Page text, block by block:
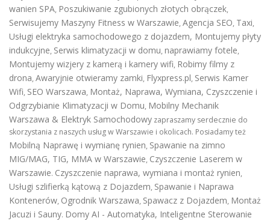
wanien SPA, Poszukiwanie zgubionych złotych obrączek,
Serwisujemy Maszyny Fitness w Warszawie, Agencja SEO, Taxi,
Usługi elektryka samochodowego z dojazdem, Montujemy płyty
indukcyjne, Serwis klimatyzacji w domu, naprawiamy fotele,
Montujemy wizjery z kamerą i kamery wifi, Robimy filmy z
drona, Awaryjnie otwieramy zamki, Flyxpress.pl, Serwis Kamer
Wifi, SEO Warszawa, Montaż, Naprawa, Wymiana, Czyszczenie i
Odgrzybianie Klimatyzacji w Domu, Mobilny Mechanik
Warszawa & Elektryk Samochodowy zapraszamy serdecznie do
skorzystania z naszych usług w Warszawie i okolicach. Posiadamy też
Mobilną Naprawę i wymianę rynien, Spawanie na zimno
MIG/MAG, TIG, MMA w Warszawie, Czyszczenie Laserem w
Warszawie. Czyszczenie naprawa, wymiana i montaż rynien,
Usługi szlifierką kątową z Dojazdem, Spawanie i Naprawa
Kontenerów, Ogrodnik Warszawa, Spawacz z Dojazdem, Montaż
Jacuzi i Sauny. Domy AI - Automatyka, Inteligentne Sterowanie